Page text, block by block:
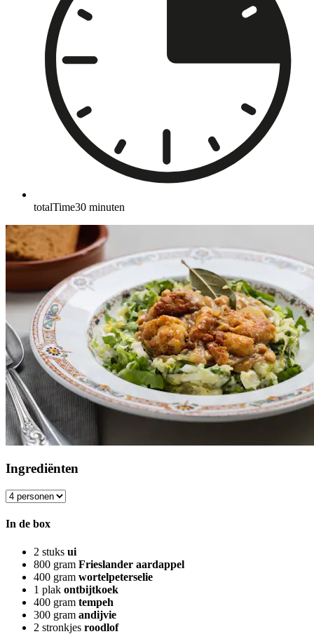
totalTime30 minuten
Ingrediënten
In de box
2 stuks ui
800 gram Frieslander aardappel
400 gram wortelpeterselie
1 plak ontbijtkoek
400 gram tempeh
300 gram andijvie
2 stronkjes roodlof